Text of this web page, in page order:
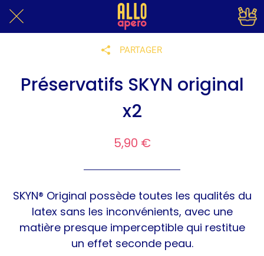
PARTAGER
Préservatifs SKYN original
x2
5,90 €
SKYN® Original possède toutes les qualités du
latex sans les inconvénients, avec une
matière presque imperceptible qui restitue
un effet seconde peau.